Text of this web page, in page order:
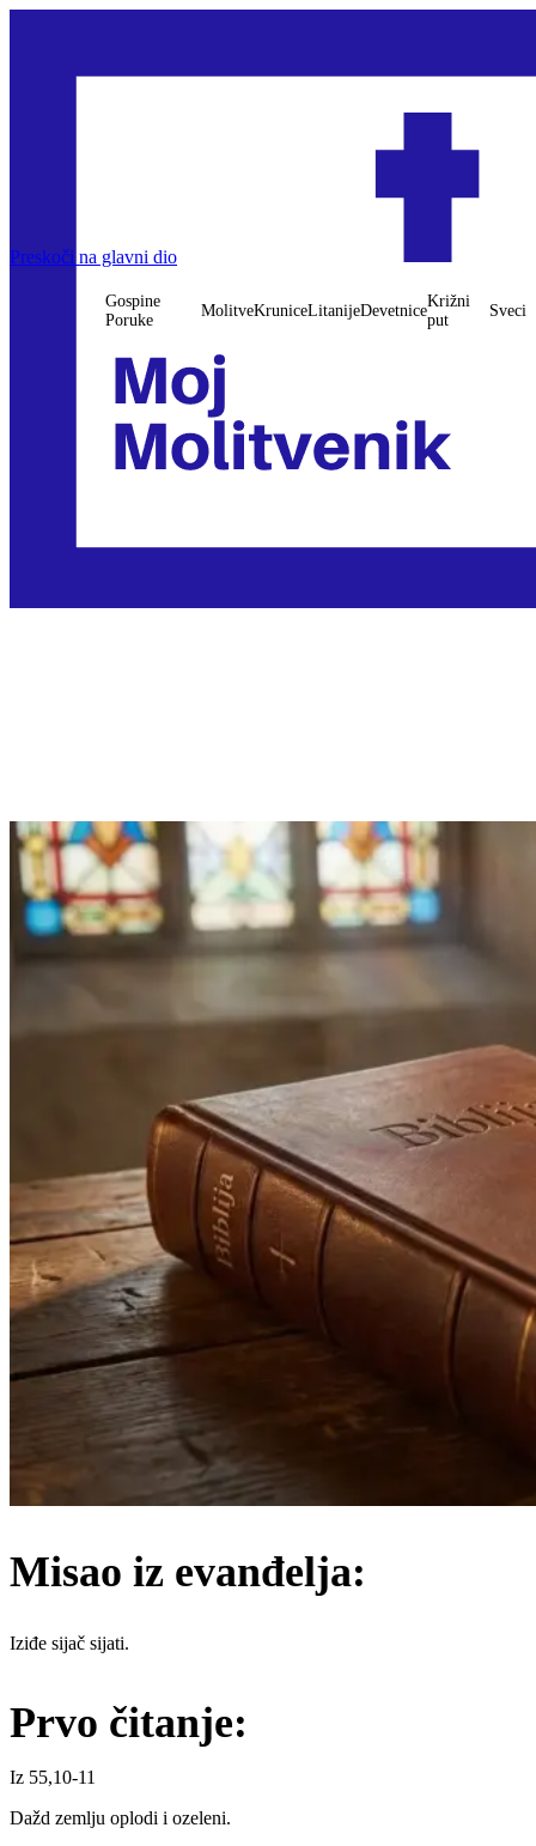
Preskoči na glavni dioGospine Poruke
Krunice
Litanije
Devetnice
Sveci
Misao iz evanđelja:
Iziđe sijač sijati.
Prvo čitanje:
Iz 55,10-11
Dažd zemlju oplodi i ozeleni.